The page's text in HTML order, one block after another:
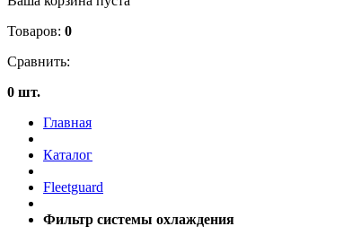
Товаров: 0
Сравнить:
0 шт.
Главная
Каталог
Fleetguard
Фильтр системы охлаждения